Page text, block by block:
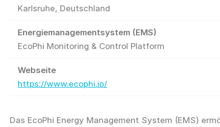
Karlsruhe, Deutschland
Energiemanagementsystem (EMS)
EcoPhi Monitoring & Control Platform
Webseite
https://www.ecophi.io/
Das EcoPhi Energy Management System (EMS)